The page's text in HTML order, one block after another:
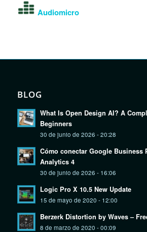
Audiomicro
BLOG
What Is Open Design AI? A
Beginners
30 de junio de 2026 - 20:28
Cómo conectar Google Business
Analytics 4
30 de junio de 2026 - 16:06
Logic Pro X 10.5 New Update
15 de mayo de 2020 - 12:00
Berzerk Distortion by Waves –
8 de marzo de 2020 - 00:09